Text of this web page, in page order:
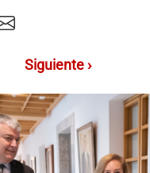
Siguiente ›